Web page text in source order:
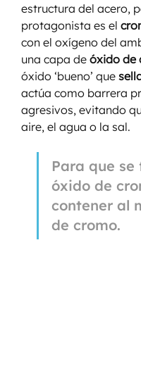
estructura del acero,
protagonista es el
con el oxígeno del
una capa de óxido de
óxido ‘bueno’ que
actúa como barrera
agresivos, evitando
aire, el agua o la sal.
Para que
óxido de
contener al
de cromo.